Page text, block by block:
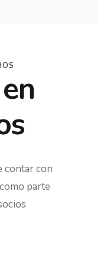
contar con
parte